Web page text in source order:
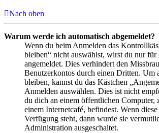
Nach oben
Warum werde ich automatisch abgemeldet?
Wenn du beim Anmelden das
bleiben“ nicht auswählst, wirst du nur für
angemeldet. Dies verhindert den
Benutzerkontos durch einen Dritten. Um
bleiben, kannst du das Kästchen
Anmelden auswählen. Dies ist nicht
du dich an einem öffentlichen Computer,
einem Internetcafé, befindest. Wenn
Verfügung steht, dann wurde sie
Administration ausgeschaltet.